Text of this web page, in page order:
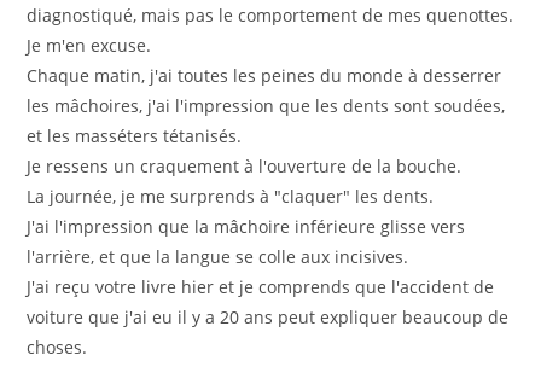
diagnostiqué, mais pas le comportement de mes quenottes.
Je m'en excuse.
Chaque matin, j'ai toutes les peines du monde à desserrer
les mâchoires, j'ai l'impression que les dents sont soudées,
et les masséters tétanisés.
Je ressens un craquement à l'ouverture de la bouche.
La journée, je me surprends à "claquer" les dents.
J'ai l'impression que la mâchoire inférieure glisse vers
l'arrière, et que la langue se colle aux incisives.
J'ai reçu votre livre hier et je comprends que l'accident de
voiture que j'ai eu il y a 20 ans peut expliquer beaucoup de
choses.